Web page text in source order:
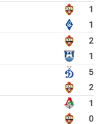
1
1
2
1
5
2
1
0